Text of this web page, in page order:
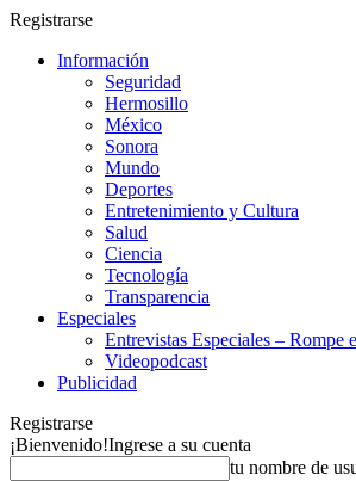
Registrarse
Información
Seguridad
Hermosillo
México
Sonora
Mundo
Deportes
Entretenimiento y Cultura
Salud
Ciencia
Tecnología
Transparencia
Especiales
Entrevistas Especiales – Rompe
Videopodcast
Publicidad
Registrarse
¡Bienvenido!Ingrese a su cuenta
tu nombre de